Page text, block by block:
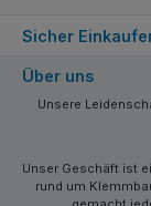
Sicher
Über uns
Unsere
Unser Geschäft ist
rund um